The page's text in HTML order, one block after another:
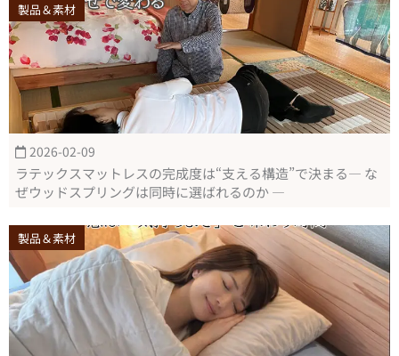
製品＆素材
2026-02-09
ラテックスマットレスの完成度は“支える構造”で決まる― な
ぜウッドスプリングは同時に選ばれるのか ―
製品＆素材